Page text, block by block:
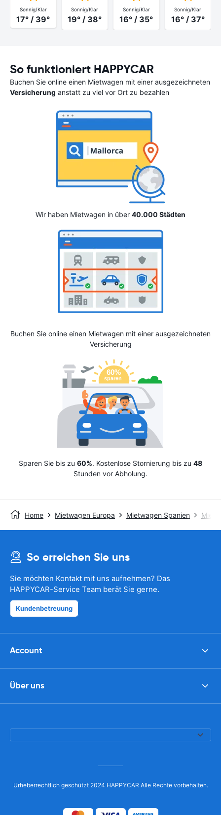
Sonnig/Klar
17° / 39°
Sonnig/Klar
19° / 38°
Sonnig/Klar
16° / 35°
Sonnig/Klar
16° / 37°
So funktioniert HAPPYCAR
Buchen Sie online einen Mietwagen mit einer ausgezeichneten
Versicherung anstatt zu viel vor Ort zu bezahlen
Wir haben Mietwagen in über 40.000 Städten
Buchen Sie online einen Mietwagen mit einer ausgezeichneten
Versicherung
Sparen Sie bis zu 60%. Kostenlose Stornierung bis zu 48
Stunden vor Abholung.
Home Mietwagen Europa Mietwagen Spanien
So erreichen Sie uns
Sie möchten Kontakt mit uns aufnehmen? Das
HAPPYCAR-Service Team berät Sie gerne.
Kundenbetreuung
Account
Über uns
Urheberrechtlich geschützt 2024 HAPPYCAR Alle Rechte vorbehalten.